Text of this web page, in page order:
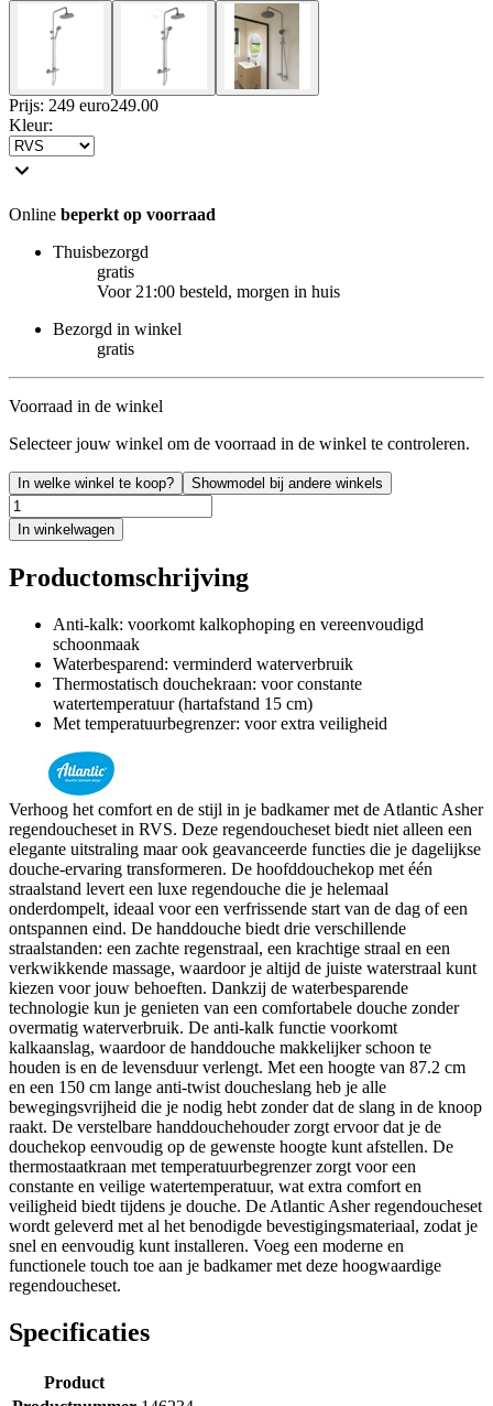
Prijs: 249 euro249.00
Kleur:
Online beperkt op voorraad
Thuisbezorgd
gratis
Voor 21:00 besteld, morgen in huis
Bezorgd in winkel
gratis
Voorraad in de winkel
Selecteer jouw winkel om de voorraad in de winkel te controleren.
In welke winkel te koop? Showmodel bij andere winkels
In winkelwagen
Productomschrijving
Anti-kalk: voorkomt kalkophoping en vereenvoudigd
schoonmaak
Waterbesparend: verminderd waterverbruik
Thermostatisch douchekraan: voor constante
watertemperatuur (hartafstand 15 cm)
Met temperatuurbegrenzer: voor extra veiligheid
Verhoog het comfort en de stijl in je badkamer met de Atlantic Asher
regendoucheset in RVS. Deze regendoucheset biedt niet alleen een
elegante uitstraling maar ook geavanceerde functies die je dagelijkse
douche-ervaring transformeren. De hoofddouchekop met één
straalstand levert een luxe regendouche die je helemaal
onderdompelt, ideaal voor een verfrissende start van de dag of een
ontspannen eind. De handdouche biedt drie verschillende
straalstanden: een zachte regenstraal, een krachtige straal en een
verkwikkende massage, waardoor je altijd de juiste waterstraal kunt
kiezen voor jouw behoeften. Dankzij de waterbesparende
technologie kun je genieten van een comfortabele douche zonder
overmatig waterverbruik. De anti-kalk functie voorkomt
kalkaanslag, waardoor de handdouche makkelijker schoon te
houden is en de levensduur verlengt. Met een hoogte van 87.2 cm
en een 150 cm lange anti-twist doucheslang heb je alle
bewegingsvrijheid die je nodig hebt zonder dat de slang in de knoop
raakt. De verstelbare handdouchehouder zorgt ervoor dat je de
douchekop eenvoudig op de gewenste hoogte kunt afstellen. De
thermostaatkraan met temperatuurbegrenzer zorgt voor een
constante en veilige watertemperatuur, wat extra comfort en
veiligheid biedt tijdens je douche. De Atlantic Asher regendoucheset
wordt geleverd met al het benodigde bevestigingsmateriaal, zodat je
snel en eenvoudig kunt installeren. Voeg een moderne en
functionele touch toe aan je badkamer met deze hoogwaardige
regendoucheset.
Specificaties
Product